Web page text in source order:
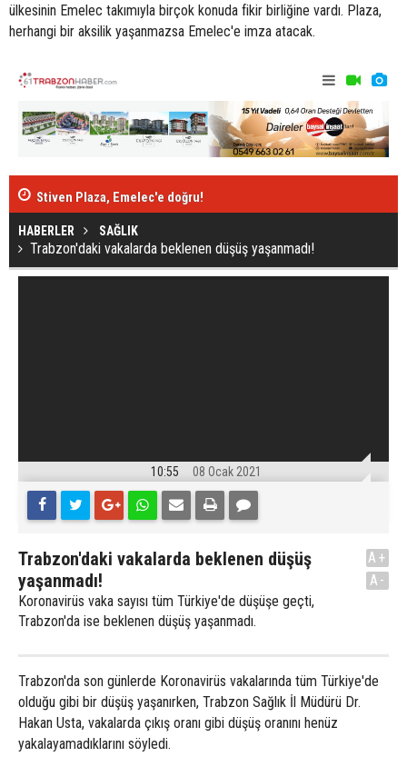
ülkesinin Emelec takımıyla birçok konuda fikir birliğine vardı. Plaza,
herhangi bir aksilik yaşanmazsa Emelec'e imza atacak.
HABERLER SAĞLIK
Trabzon'daki vakalarda beklenen düşüş yaşanmadı!
10:55 08 Ocak 2021
Trabzon'daki vakalarda beklenen düşüş
yaşanmadı!
Koronavirüs vaka sayısı tüm Türkiye'de düşüşe geçti,
Trabzon'da ise beklenen düşüş yaşanmadı.
A+
A-
Trabzon'da son günlerde Koronavirüs vakalarında tüm Türkiye'de
olduğu gibi bir düşüş yaşanırken, Trabzon Sağlık İl Müdürü Dr.
Hakan Usta, vakalarda çıkış oranı gibi düşüş oranını henüz
yakalayamadıklarını söyledi.